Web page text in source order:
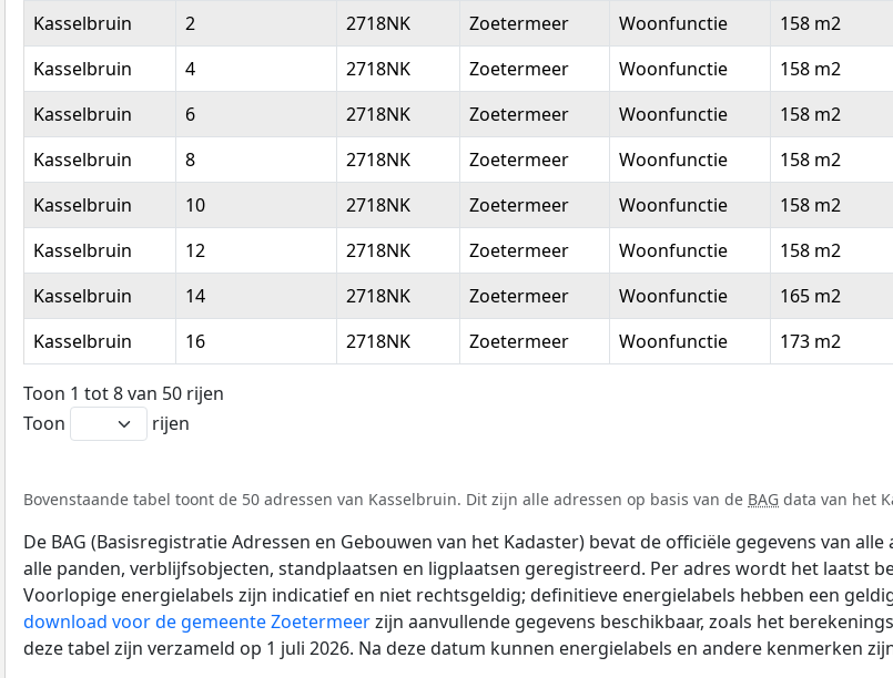
Straatnaam
Huisnummer Postcode Woonplaats Gebruiksdoel Oppervlakte
Kasselbruin 2 2718NK Zoetermeer Woonfunctie 158 m2
Kasselbruin
4 2718NK Zoetermeer Woonfunctie 158 m2
Kasselbruin
6 2718NK Zoetermeer Woonfunctie 158 m2
Kasselbruin
8 2718NK Zoetermeer Woonfunctie 158 m2
Kasselbruin
10 2718NK Zoetermeer Woonfunctie 158 m2
Kasselbruin
12 2718NK Zoetermeer Woonfunctie 158 m2
Kasselbruin
14 2718NK Zoetermeer Woonfunctie 165 m2
Kasselbruin
16 2718NK Zoetermeer Woonfunctie 173 m2
Toon 1 tot 8 van 50 rijen
Toon
rijen
Bovenstaande tabel toont de 50 adressen van Kasselbruin. Dit zijn alle adressen op basis van de BAG data van het
De BAG (Basisregistratie Adressen en Gebouwen van het Kadaster) bevat de officiële gegevens van
alle panden, verblijfsobjecten, standplaatsen en ligplaatsen geregistreerd. Per adres wordt het laatst
Voorlopige energielabels zijn indicatief en niet rechtsgeldig; definitieve energielabels hebben een
download voor de gemeente Zoetermeerzijn aanvullende gegevens beschikbaar, zoals het
deze tabel zijn verzameld op 1 juli 2026. Na deze datum kunnen energielabels en andere kenmerken